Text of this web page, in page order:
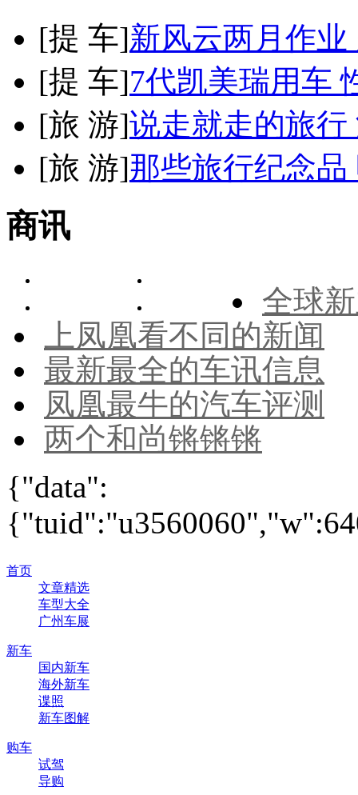
[提 车]新风云两月作
[提 车]7代凯美瑞用车
[旅 游]说走就走的旅
[旅 游]那些旅行纪念
商讯
全球
上凤凰看不同的新闻
最新最全的车讯信息
凤凰最牛的汽车评测
两个和尚锵锵锵
{"data":
首页
文章精选
车型大全
广州车展
新车
国内新车
海外新车
谍照
新车图解
购车
试驾
导购